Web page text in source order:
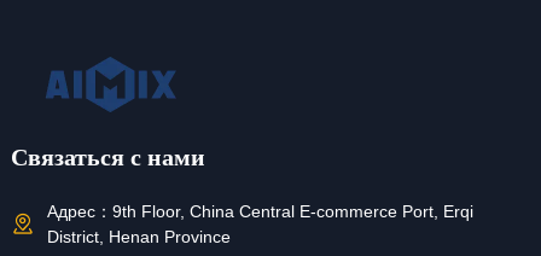
Связаться с нами
Адрес： 9th Floor, China Central E-commerce Port, Erqi
District, Henan Province